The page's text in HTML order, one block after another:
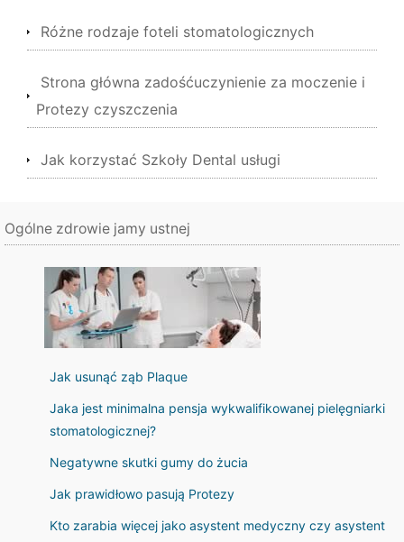
Różne rodzaje foteli stomatologicznych
Strona główna zadośćuczynienie za moczenie i
Protezy czyszczenia
Jak korzystać Szkoły Dental usługi
Ogólne zdrowie jamy ustnej
Jak usunąć ząb Plaque
Jaka jest minimalna pensja wykwalifikowanej pielęgniarki
stomatologicznej?
Negatywne skutki gumy do żucia
Jak prawidłowo pasują Protezy
Kto zarabia więcej jako asystent medyczny czy asystent